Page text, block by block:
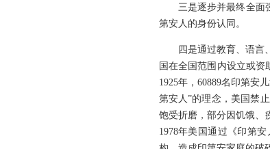
三是逐步并最终全面
第安人的身份认同。
四是通过教育、语言
国在全国范围内设立或
1925年，60889名印第安
第安人”的理念，美国禁
饱受折磨，部分因饥饿、
1978年美国通过《印第